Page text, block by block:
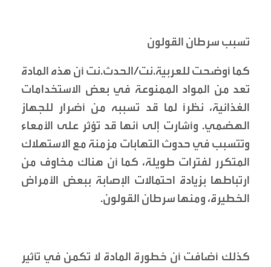
تسبب سرطان القولون
كما أوضحت للعربية.نت/الحدث.نت أن هذه المادة
تعد من المواد الممنوعة في بعض الاستخدامات
الغذائية، نظراً لما قد تسببه من أضرار للجهاز
الهضمي. وأشارت إلى أنها قد تؤثر على الأمعاء
وتتسبب في حدوث التهابات مزمنة مع الاستهلاك
المتكرر لفترات طويلة، كما أن هناك مخاوف من
ارتباطها بزيادة احتمالات الإصابة ببعض الأمراض
الخطيرة، ومنها سرطان القولون.
كذلك أضافت أن خطورة المادة لا تكمن في تأثير